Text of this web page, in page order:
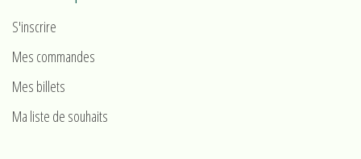
S'inscrire
Mes commandes
Mes billets
Ma liste de souhaits